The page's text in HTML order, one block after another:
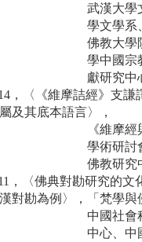
武漢大學
學文學系
佛教大學
學中國宗
獻研究中
，〈《維摩詰經》支
及其底本語言〉，
《維摩
學術研討
佛教研究
，〈佛典對勘研究的
對勘為例〉，「梵學與
中國社會
中心、中